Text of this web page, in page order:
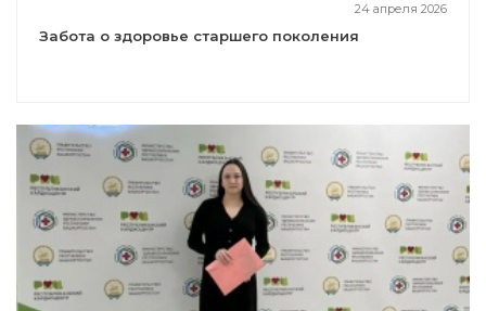
24 апреля 2026
Забота о здоровье старшего поколения